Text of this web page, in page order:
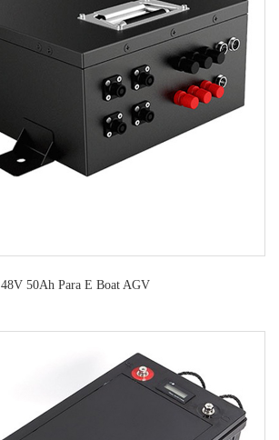
48V 50Ah Para E Boat AGV